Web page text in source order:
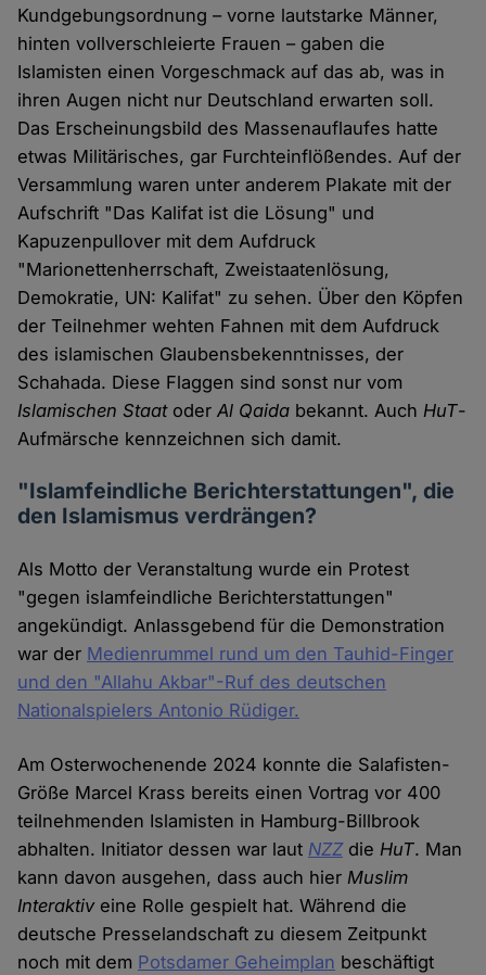
Kundgebungsordnung – vorne lautstarke Männer,
hinten vollverschleierte Frauen – gaben die
Islamisten einen Vorgeschmack auf das ab, was in
ihren Augen nicht nur Deutschland erwarten soll.
Das Erscheinungsbild des Massenauflaufes hatte
etwas Militärisches, gar Furchteinflößendes. Auf der
Versammlung waren unter anderem Plakate mit der
Aufschrift "Das Kalifat ist die Lösung" und
Kapuzenpullover mit dem Aufdruck
"Marionettenherrschaft, Zweistaatenlösung,
Demokratie, UN: Kalifat" zu sehen. Über den Köpfen
der Teilnehmer wehten Fahnen mit dem Aufdruck
des islamischen Glaubensbekenntnisses, der
Schahada. Diese Flaggen sind sonst nur vom
Islamischen Staat oderAl Qaida bekannt. AuchHuT-
Aufmärsche kennzeichnen sich damit.
"Islamfeindliche Berichterstattungen", die
den Islamismus verdrängen?
Als Motto der Veranstaltung wurde ein Protest
"gegen islamfeindliche Berichterstattungen"
angekündigt. Anlassgebend für die Demonstration
war der Medienrummel rund um den Tauhid-Finger
und den "Allahu Akbar"-Ruf des deutschen
Nationalspielers Antonio Rüdiger.
Am Osterwochenende 2024 konnte die Salafisten-
Größe Marcel Krass bereits einen Vortrag vor 400
teilnehmenden Islamisten in Hamburg-Billbrook
abhalten. Initiator dessen war laut NZZdieHuT. Man
kann davon ausgehen, dass auch hierMuslim
Interaktiveine Rolle gespielt hat. Während die
deutsche Presselandschaft zu diesem Zeitpunkt
noch mit dem Potsdamer Geheimplan beschäftigt